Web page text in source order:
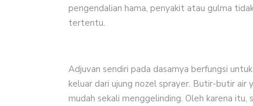
pengendalian hama, penyakit atau gulma
tertentu.
Adjuvan sendiri pada dasarnya berfungsi
keluar dari ujung nozel sprayer. Butir-butir
mudah sekali menggelinding. Oleh karena